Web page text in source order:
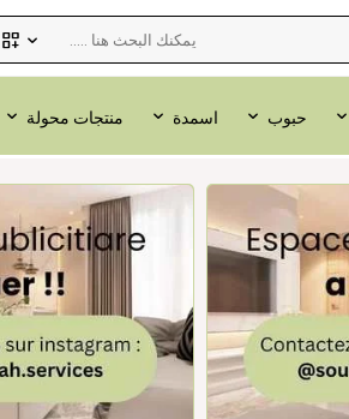
منتجات محولة اسمدة حبوب